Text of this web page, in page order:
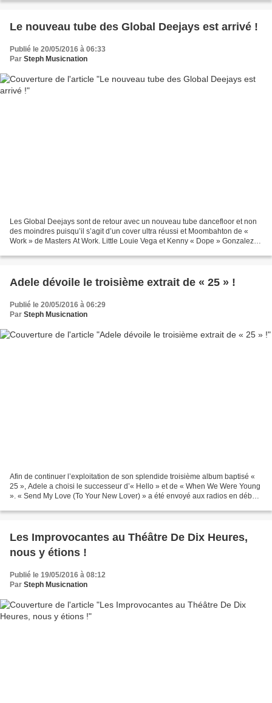
Le nouveau tube des Global Deejays est arrivé !
Publié le 20/05/2016 à 06:33
Par Steph Musicnation
Les Global Deejays sont de retour avec un nouveau tube dancefloor et non
des moindres puisqu’il s’agit d’un cover ultra réussi et Moombahton de «
Work » de Masters At Work. Little Louie Vega et Kenny « Dope » Gonzalez
Adele dévoile le troisième extrait de « 25 » !
Publié le 20/05/2016 à 06:29
Par Steph Musicnation
Afin de continuer l’exploitation de son splendide troisième album baptisé «
25 », Adele a choisi le successeur d’« Hello » et de « When We Were Young
». « Send My Love (To Your New Lover) » a été envoyé aux radios en début
Les Improvocantes au Théâtre De Dix Heures,
nous y étions !
Publié le 19/05/2016 à 08:12
Par Steph Musicnation